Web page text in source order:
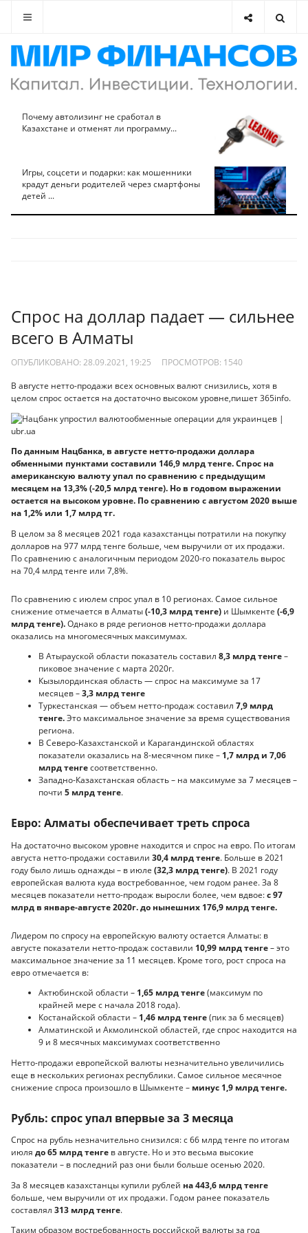
Почему автолизинг не сработал в
Казахстане и отменят ли программу...
Игры, соцсети и подарки: как мошенники
крадут деньги родителей через смартфоны
детей ...
Спрос на доллар падает — сильнее
всего в Алматы
ОПУБЛИКОВАНО: 28.09.2021, 19:25 ПРОСМОТРОВ: 1540
В августе нетто-продажи всех основных валют снизились, хотя в
целом спрос остается на достаточно высоком уровне,пишет 365info.
По данным Нацбанка, в августе нетто-продажи доллара
обменными пунктами составили 146,9 млрд тенге. Спрос на
американскую валюту упал по сравнению с предыдущим
месяцем на 13,3% (-20,5 млрд тенге). Но в годовом выражении
остается на высоком уровне. По сравнению с августом 2020 выше
на 1,2% или 1,7 млрд тг.
В целом за 8 месяцев 2021 года казахстанцы потратили на покупку
долларов на 977 млрд тенге больше, чем выручили от их продажи.
По сравнению с аналогичным периодом 2020-го показатель вырос
на 70,4 млрд тенге или 7,8%.
По сравнению с июлем спрос упал в 10 регионах. Самое сильное
снижение отмечается в Алматы(-10,3 млрд тенге) и Шымкенте (-6,9
млрд тенге).Однако в ряде регионов нетто-продажи доллара
оказались на многомесячных максимумах.
В Атырауской области показатель составил 8,3 млрд тенге–
пиковое значение с марта 2020г.
Кызылординская область — спрос на максимуме за 17
месяцев –3,3 млрд тенге
Туркестанская — объем нетто-продаж составил 7,9 млрд
тенге.Это максимальное значение за время существования
региона.
В Северо-Казахстанской и Карагандинской областях
показатели оказались на 8-месячном пике – 1,7 млрд и 7,06
млрд тенгесоответственно.
Западно-Казахстанская область – на максимуме за 7 месяцев –
почти 5 млрд тенге.
Евро: Алматы обеспечивает треть спроса
На достаточно высоком уровне находится и спрос на евро. По итогам
августа нетто-продажи составили 30,4 млрд тенге. Больше в 2021
году было лишь однажды – в июле (32,3 млрд тенге). В 2021 году
европейская валюта куда востребованное, чем годом ранее. За 8
месяцев показатели нетто-продаж выросли более, чем вдвое:с 97
млрд в январе-августе 2020г. до нынешних 176,9 млрд тенге.
Лидером по спросу на европейскую валюту остается Алматы: в
августе показатели нетто-продаж составили 10,99 млрд тенге– это
максимальное значение за 11 месяцев. Кроме того, рост спроса на
евро отмечается в:
Актюбинской области – 1,65 млрд тенге(максимум по
крайней мере с начала 2018 года).
Костанайской области – 1,46 млрд тенге(пик за 6 месяцев)
Алматинской и Акмолинской областей, где спрос находится на
9 и 8 месячных максимумах соответственно
Нетто-продажи европейской валюты незначительно увеличились
еще в нескольких регионах республики. Самое сильное месячное
снижение спроса произошло в Шымкенте – минус 1,9 млрд тенге.
Рубль: спрос упал впервые за 3 месяца
Спрос на рубль незначительно снизился: с 66 млрд тенге по итогам
июля до 65 млрд тенге в августе. Но и это весьма высокие
показатели – в последний раз они были больше осенью 2020.
За 8 месяцев казахстанцы купили рублей на 443,6 млрд тенге
больше, чем выручили от их продажи. Годом ранее показатель
составлял 313 млрд тенге.
Таким образом востребованность российской валюты за год